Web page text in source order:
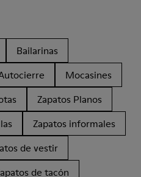
Bailarinas
Mocasines
Zapatos Planos
Zapatos informales
de vestir
de tacón